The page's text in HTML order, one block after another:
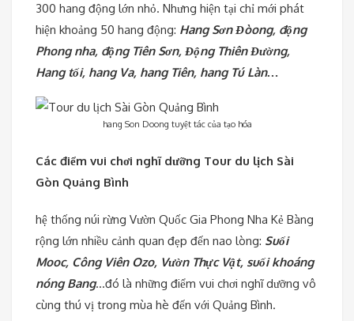
300 hang động lớn nhỏ. Nhưng hiện tại chỉ mới phát
hiện khoảng 50 hang động: Hang Sơn Đòong, động
Phong nha, động Tiên Sơn, Động Thiên Đường,
Hang tối, hang Va, hang Tiên, hang Tú Làn…
hang Son Doong tuyệt tác của tạo hóa
Các điểm vui chơi nghĩ dưỡng Tour du lịch Sài
Gòn Quảng Bình
hệ thống núi rừng Vườn Quốc Gia Phong Nha Kẻ Bàng
rộng lớn nhiều cảnh quan đẹp đến nao lòng: Suối
Mooc, Công Viên Ozo, Vườn Thực Vật, suối khoáng
nóng Bang…đó là những điểm vui chơi nghĩ dưỡng vô
cùng thú vị trong mùa hè đến với Quảng Bình.